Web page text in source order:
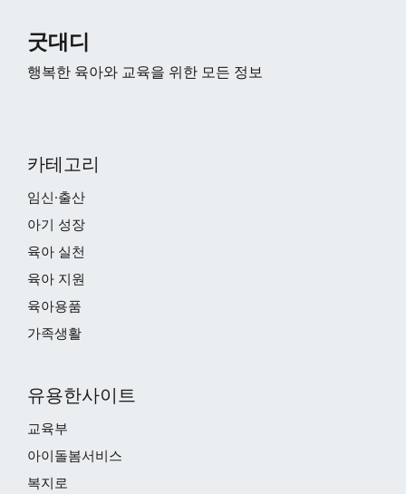
굿대디
행복한 육아와 교육을 위한 모든 정보
카테고리
임신·출산
아기 성장
육아 실천
육아 지원
육아용품
가족생활
유용한사이트
교육부
아이돌봄서비스
복지로